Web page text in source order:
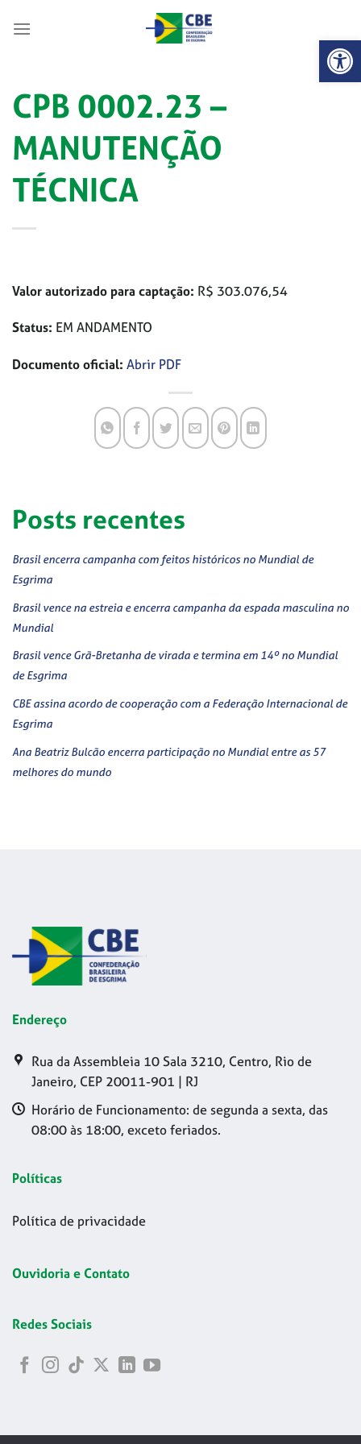
Abrir
CPB 0002.23 –
MANUTENÇÃO
TÉCNICA
Valor autorizado para captação: R$ 303.076,54
Status: EM ANDAMENTO
Documento oficial: Abrir PDF
Posts recentes
Brasil encerra campanha com feitos históricos no Mundial de
Esgrima
Brasil vence na estreia e encerra campanha da espada masculina no
Mundial
Brasil vence Grã-Bretanha de virada e termina em 14º no Mundial
de Esgrima
CBE assina acordo de cooperação com a Federação Internacional de
Esgrima
Ana Beatriz Bulcão encerra participação no Mundial entre as 57
melhores do mundo
Endereço
Rua da Assembleia 10 Sala 3210, Centro, Rio de
Janeiro, CEP 20011-901 | RJ
Horário de Funcionamento: de segunda a sexta, das
08:00 às 18:00, exceto feriados.
Políticas
Política de privacidade
Ouvidoria e Contato
Redes Sociais